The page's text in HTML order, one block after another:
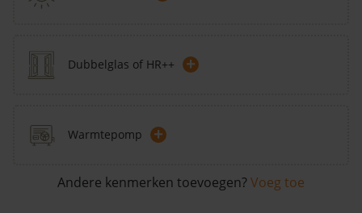
Dubbelglas of HR++ +
Warmtepomp +
Andere kenmerken toevoegen? Voeg toe